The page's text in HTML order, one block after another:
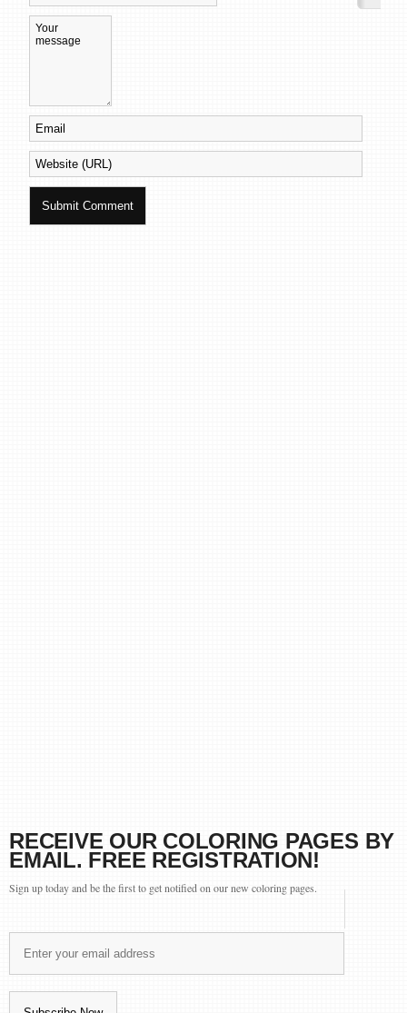
RECEIVE OUR COLORING PAGES BY
EMAIL. FREE REGISTRATION!
Sign up today and be the first to get notified on our new coloring pages.